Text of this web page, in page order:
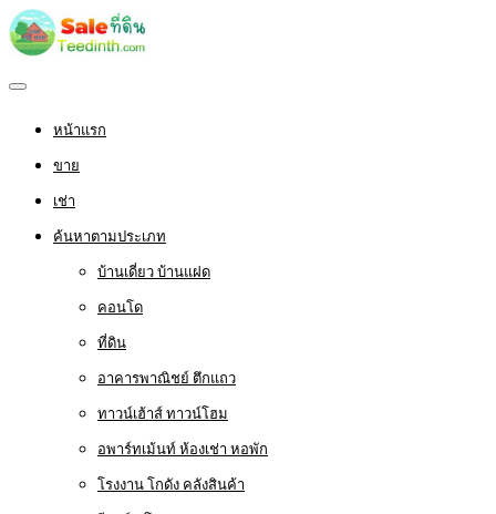
หน้าแรก
ขาย
เช่า
ค้นหาตามประเภท
บ้านเดี่ยว บ้านแฝด
คอนโด
ที่ดิน
อาคารพาณิชย์ ตึกแถว
ทาวน์เฮ้าส์ ทาวน์โฮม
อพาร์ทเม้นท์ ห้องเช่า หอพัก
โรงงาน โกดัง คลังสินค้า